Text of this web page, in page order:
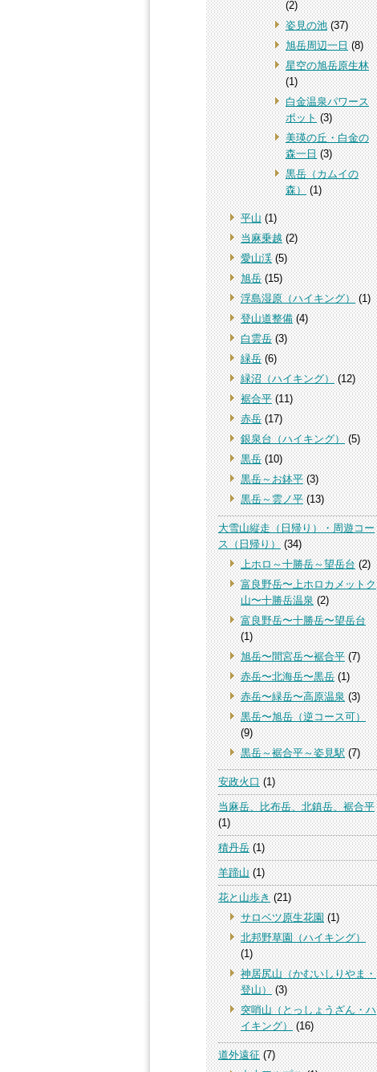
(2)
姿見の池(37)
旭岳周辺一日(8)
星空の旭岳原生林
(1)
白金温泉パワース
ポット(3)
美瑛の丘・白金の
森一日(3)
黒岳（カムイの
森）(1)
平山(1)
当麻乗越(2)
愛山渓(5)
旭岳(15)
浮島湿原（ハイキング）(1)
登山道整備(4)
白雲岳(3)
緑岳(6)
緑沼（ハイキング）(12)
裾合平(11)
赤岳(17)
銀泉台（ハイキング）(5)
黒岳(10)
黒岳～お鉢平(3)
黒岳～雲ノ平(13)
大雪山縦走（日帰り）・周遊コー
ス（日帰り）(34)
上ホロ～十勝岳～望岳台(2)
富良野岳〜上ホロカメットク
山〜十勝岳温泉(2)
富良野岳〜十勝岳〜望岳台
(1)
旭岳〜間宮岳〜裾合平(7)
赤岳〜北海岳〜黒岳(1)
赤岳〜緑岳〜高原温泉(3)
黒岳〜旭岳（逆コース可）
(9)
黒岳～裾合平～姿見駅(7)
安政火口(1)
当麻岳、比布岳、北鎮岳、裾合平
(1)
積丹岳(1)
羊蹄山(1)
花と山歩き(21)
サロベツ原生花園(1)
北邦野草園（ハイキング）
(1)
神居尻山（かむいしりやま・
登山）(3)
突哨山（とっしょうざん・ハ
イキング）(16)
道外遠征(7)